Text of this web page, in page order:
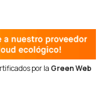
por la Green Web